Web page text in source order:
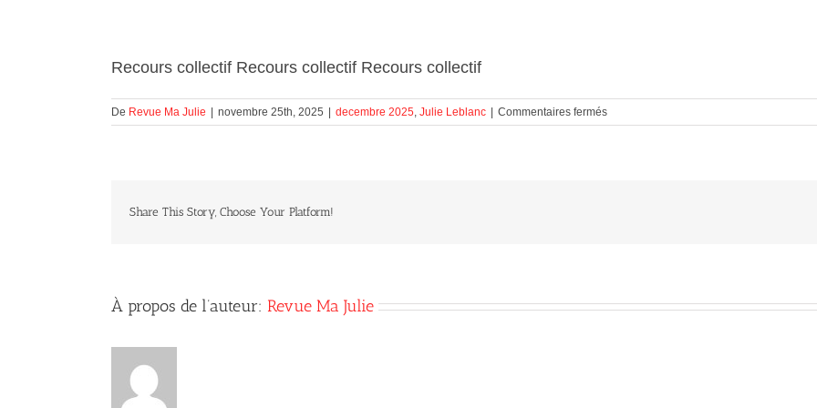
Recours collectif Recours collectif Recours collectif
De Revue Ma Julie novembre 25th, 2025 decembre 2025, Julie Leblanc Commentaires ferméssur
Recours
Share This Story, Choose Your Platform!
À propos de l’auteur: Revue Ma Julie